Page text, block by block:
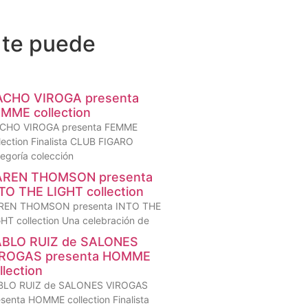
puede
VIROGA presenta
collection
VIROGA presenta FEMME
Finalista CLUB FIGARO
colección
THOMSON presenta
THE LIGHT collection
THOMSON presenta INTO THE
collection Una celebración de
RUIZ de SALONES
presenta HOMME
RUIZ de SALONES VIROGAS
HOMME collection Finalista